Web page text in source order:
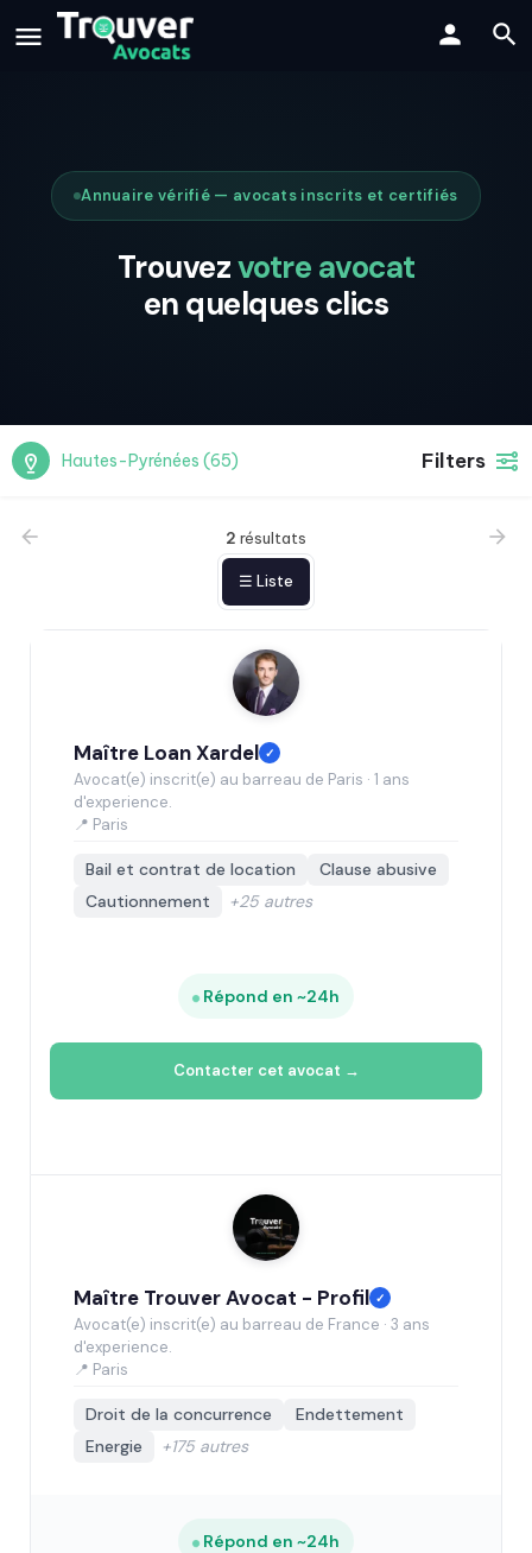
Annuaire vérifié — avocats inscrits et certifiés
Trouvezvotre avocat
en quelques clics
Hautes-Pyrénées (65) Filters
2 résultats
☰ Liste
Maître Loan Xardel ✓
Avocat(e) inscrit(e) au barreau de Paris · 1 ans
d'experience.
📍 Paris
Bail et contrat de location
Clause abusive
Cautionnement
+25 autres
Répond en ~24h
Contacter cet avocat →
Maître Trouver Avocat - Profil ✓
Avocat(e) inscrit(e) au barreau de France · 3 ans
d'experience.
📍 Paris
Droit de la concurrence
Endettement
Energie
+175 autres
Répond en ~24h